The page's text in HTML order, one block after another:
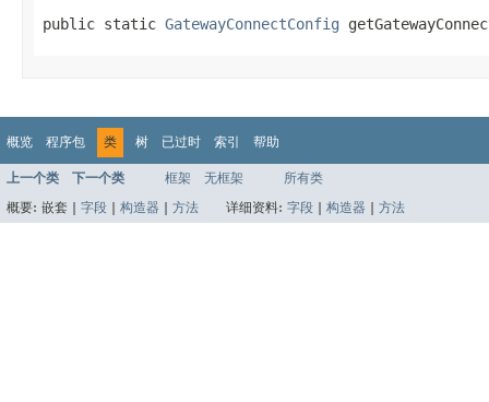
public static GatewayConnectConfig
概览 程序包 类 树 已过时 索引 帮助
上一个类 下一个类 框架 无框架
所有类
概要: 嵌套 | 字段 构造器 方法 详细资料: 字段 构造器 方法